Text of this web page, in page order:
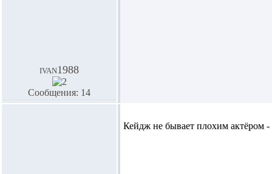
ivan1988
Сообщения: 14
Кейдж не бывает плохим актёром